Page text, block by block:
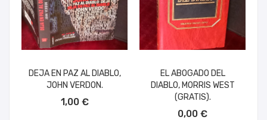
DEJA EN PAZ AL DIABLO,
JOHN VERDON.
1,00 €
EL ABOGADO DEL
DIABLO, MORRIS WEST
(GRATIS).
0,00 €